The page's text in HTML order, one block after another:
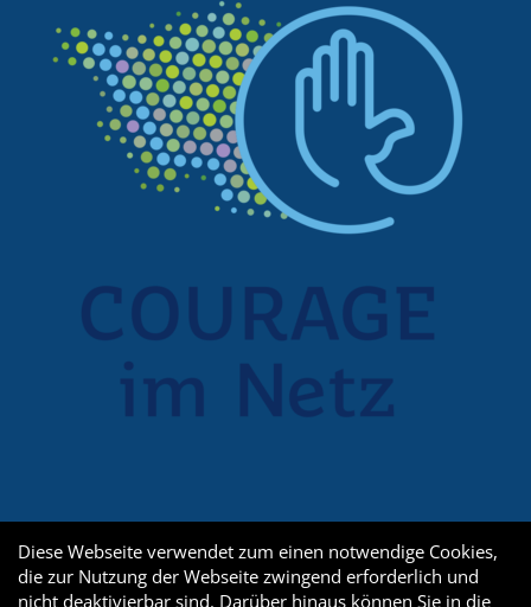
Diese Webseite verwendet zum einen notwendige Cookies,
die zur Nutzung der Webseite zwingend erforderlich und
nicht deaktivierbar sind. Darüber hinaus können Sie in die